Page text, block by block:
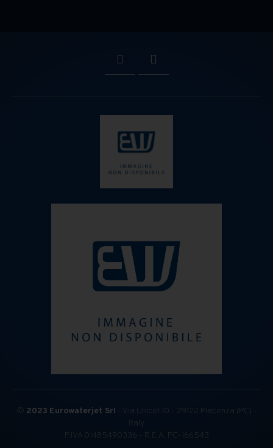
© 2023 Eurowaterjet Srl - Via Unicef 10 - 29122 Piacenza (PC) -
Italy
P.IVA 01485490336 - R.E.A. PC-166543